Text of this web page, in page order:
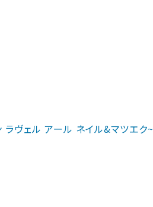
ヴェル アール ネイル&マツエク~